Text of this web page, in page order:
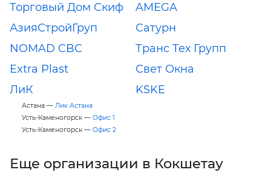
Торговый Дом Скиф
AMEGA
АзияСтройГруп
Сатурн
NOMAD CBC
Транс Тех Групп
Extra Plast
Свет Окна
ЛиК
Астана — Лик Астана
Усть-Каменогорск — Офис 1
Усть-Каменогорск — Офис 2
KSKE
Еще организации в Кокшетау